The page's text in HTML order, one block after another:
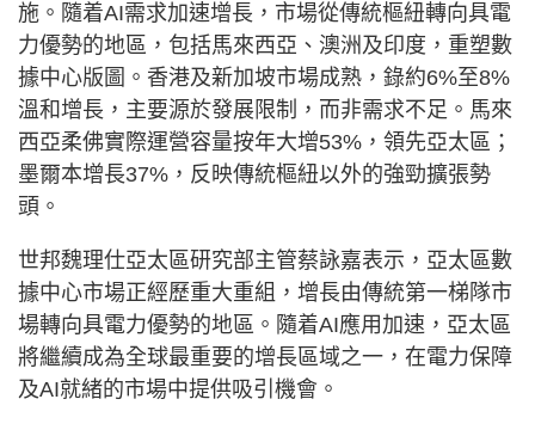
施。隨着AI需求加速增長，市場從傳統樞紐轉向具電
力優勢的地區，包括馬來西亞、澳洲及印度，重塑數
據中心版圖。香港及新加坡市場成熟，錄約6%至8%
溫和增長，主要源於發展限制，而非需求不足。馬來
西亞柔佛實際運營容量按年大增53%，領先亞太區；
墨爾本增長37%，反映傳統樞紐以外的強勁擴張勢
頭。
世邦魏理仕亞太區研究部主管蔡詠嘉表示，亞太區數
據中心市場正經歷重大重組，增長由傳統第一梯隊市
場轉向具電力優勢的地區。隨着AI應用加速，亞太區
將繼續成為全球最重要的增長區域之一，在電力保障
及AI就緒的市場中提供吸引機會。